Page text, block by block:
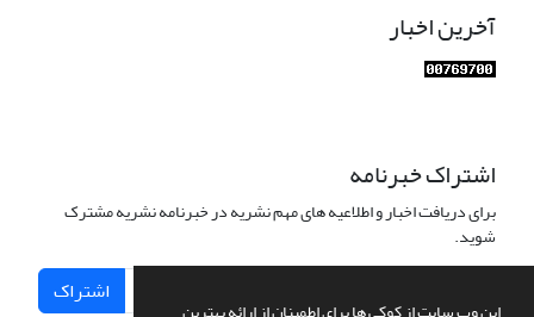
آخرین اخبار
اشتراک خبرنامه
برای دریافت اخبار و اطلاعیه های مهم نشریه در خبرنامه نشریه مشترک
شوید.
اشتراک